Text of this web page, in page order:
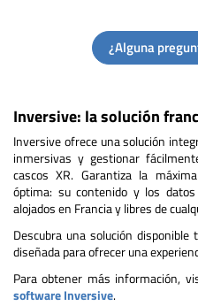
¿Alguna
Inversive: la solución
Inversive ofrece una solución
inmersivas y gestionar
cascos XR. Garantiza la
óptima: su contenido y los
alojados en Francia y libres de
Descubra una solución
diseñada para ofrecer una
Para obtener más información,
software Inversive.